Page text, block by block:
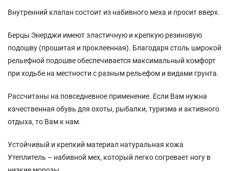
Внутренний клапан состоит из набивного меха и просит вверх.
Берцы Энерджи имеют эластичную и крепкую резиновую
подошву (прошитая и проклеенная). Благодаря столь широкой
рельефной подошве обеспечивается максимальный комфорт
при ходьбе на местности с разным рельефом и видами грунта.
Рассчитаны на повседневное применение. Если Вам нужна
качественная обувь для охоты, рыбалки, туризма и активного
отдыха, то Вам к нам.
Устойчивый и крепкий материал натуральная кожа
Утеплитель – набивной мех, который легко согревает ногу в